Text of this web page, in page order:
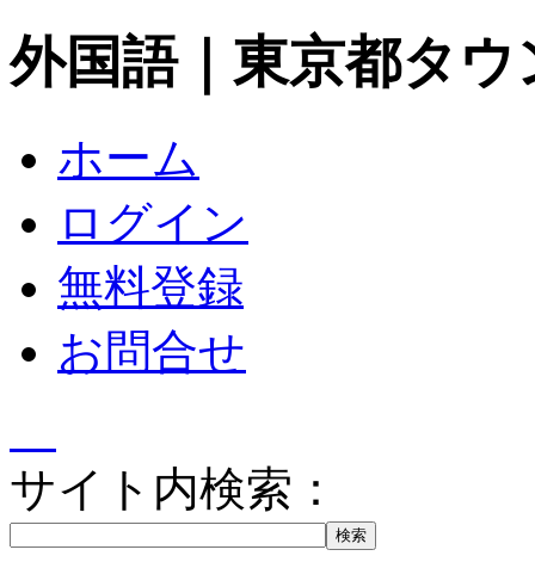
外国語｜東京都タ
ホーム
ログイン
無料登録
お問合せ
サイト内検索：